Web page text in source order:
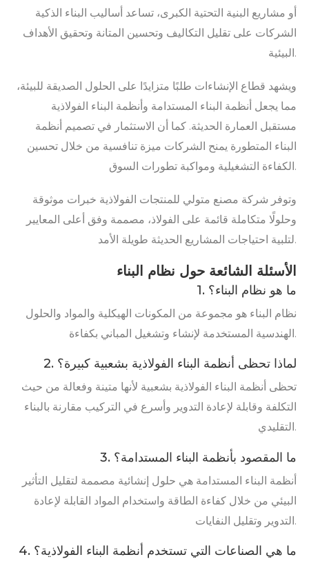
أو مشاريع البنية التحتية الكبرى، تساعد أساليب البناء الذكية
الشركات على تقليل التكاليف وتحسين المتانة وتحقيق الأهداف
البيئية.
ويشهد قطاع الإنشاءات طلبًا متزايدًا على الحلول الصديقة للبيئة،
مما يجعل أنظمة البناء المستدامة وأنظمة البناء الفولاذية
مستقبل العمارة الحديثة. كما أن الاستثمار في تصميم أنظمة
البناء المتطورة يمنح الشركات ميزة تنافسية من خلال تحسين
الكفاءة التشغيلية ومواكبة تطورات السوق.
وتوفر شركة مصنع متولي للمنتجات الفولاذية خبرات موثوقة
وحلولًا متكاملة قائمة على الفولاذ، مصممة وفق أعلى المعايير
لتلبية احتياجات المشاريع الحديثة طويلة الأمد.
الأسئلة الشائعة حول نظام البناء
1. ما هو نظام البناء؟
نظام البناء هو مجموعة من المكونات الهيكلية والمواد والحلول
الهندسية المستخدمة لإنشاء وتشغيل المباني بكفاءة.
2. لماذا تحظى أنظمة البناء الفولاذية بشعبية كبيرة؟
تحظى أنظمة البناء الفولاذية بشعبية لأنها متينة وفعالة من حيث
التكلفة وقابلة لإعادة التدوير وأسرع في التركيب مقارنة بالبناء
التقليدي.
3. ما المقصود بأنظمة البناء المستدامة؟
أنظمة البناء المستدامة هي حلول إنشائية مصممة لتقليل التأثير
البيئي من خلال كفاءة الطاقة واستخدام المواد القابلة لإعادة
التدوير وتقليل النفايات.
4. ما هي الصناعات التي تستخدم أنظمة البناء الفولاذية؟